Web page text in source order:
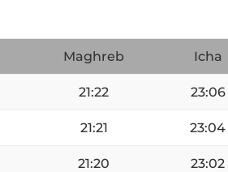
Maghreb Icha
21:22 23:06
21:21 23:04
21:20 23:02